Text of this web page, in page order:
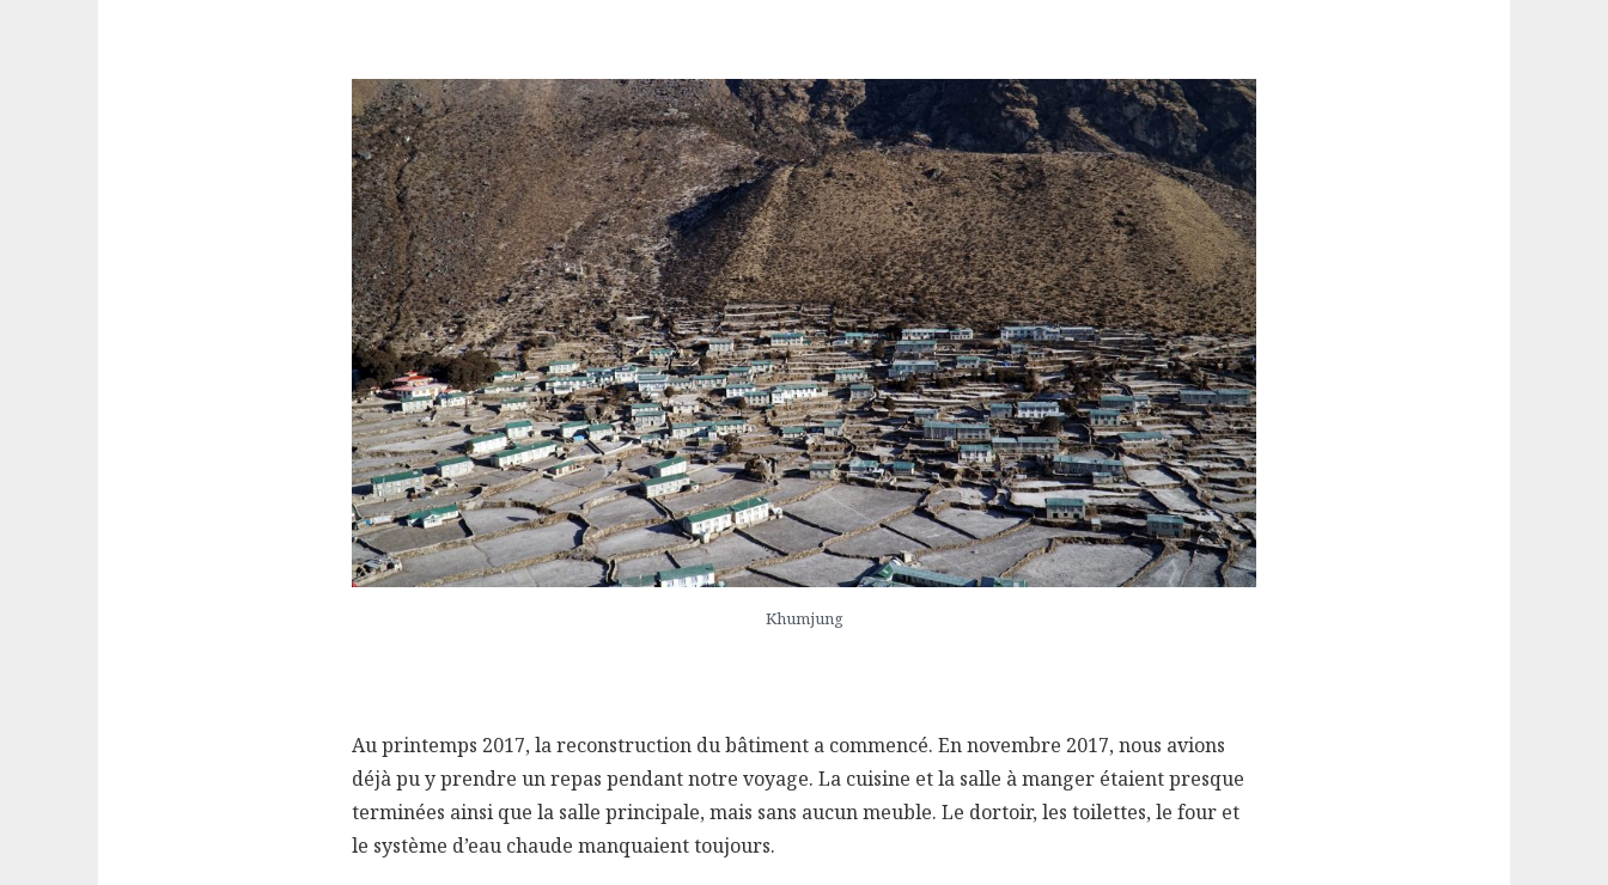
Khumjung
Au printemps 2017, la reconstruction du bâtiment a commencé. En novembre 2017, nous avions
déjà pu y prendre un repas pendant notre voyage. La cuisine et la salle à manger étaient presque
terminées ainsi que la salle principale, mais sans aucun meuble. Le dortoir, les toilettes, le four et
le système d’eau chaude manquaient toujours.